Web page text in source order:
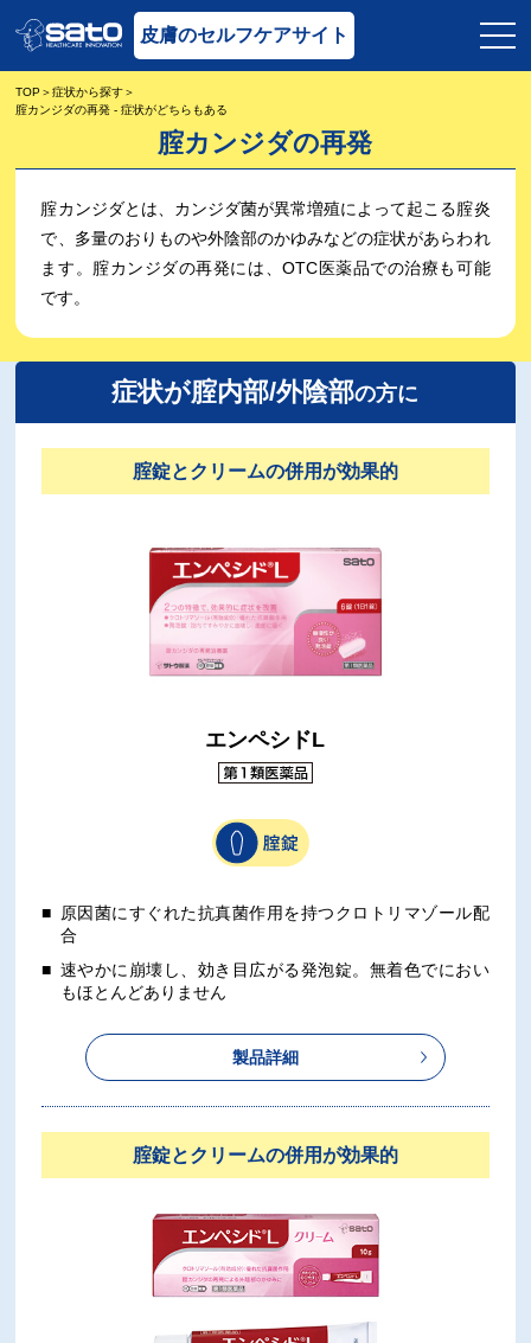
皮膚のセルフケアサイト
TOP
症状から探す
腟カンジダの再発 - 症状がどちらもある
腟カンジダの再発
腟カンジダとは、カンジダ菌が異常増殖によって起こる腟炎
で、多量のおりものや外陰部のかゆみなどの症状があらわれ
ます。腟カンジダの再発には、OTC医薬品での治療も可能
です。
症状が腟内部/外陰部の方に
腟錠とクリームの併用が効果的
エンペシドL
原因菌にすぐれた抗真菌作用を持つクロトリマゾール配
合
速やかに崩壊し、効き目広がる発泡錠。無着色でにおい
もほとんどありません
製品詳細
腟錠とクリームの併用が効果的